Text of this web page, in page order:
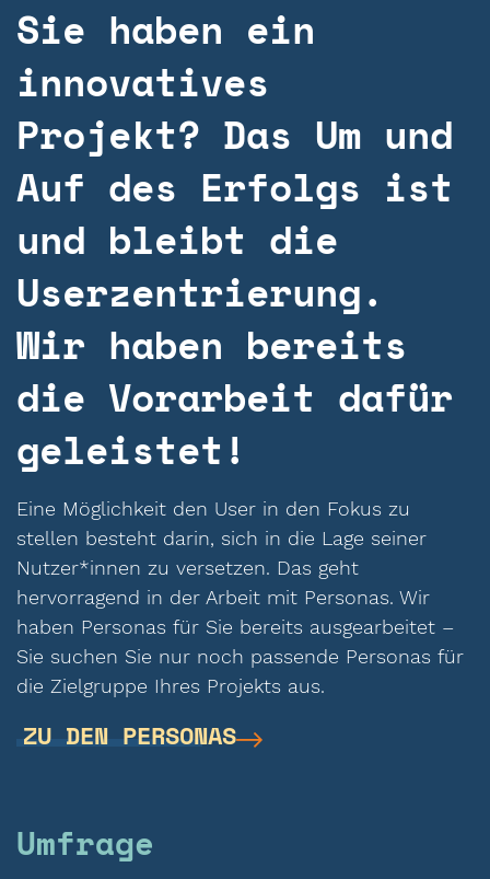
Sie haben ein
innovatives
Projekt? Das Um und
Auf des Erfolgs ist
und bleibt die
Userzentrierung.
Wir haben bereits
die Vorarbeit dafür
geleistet!
Eine Möglichkeit den User in den Fokus zu
stellen besteht darin, sich in die Lage seiner
Nutzer*innen zu versetzen. Das geht
hervorragend in der Arbeit mit Personas. Wir
haben Personas für Sie bereits ausgearbeitet –
Sie suchen Sie nur noch passende Personas für
die Zielgruppe Ihres Projekts aus.
ZU DEN PERSONAS
Umfrage